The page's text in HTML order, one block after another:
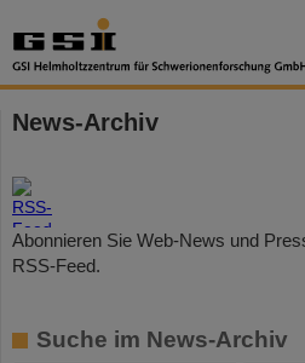
News-Archiv
Abonnieren Sie Web-News und
RSS-Feed.
Suche im News-Archiv